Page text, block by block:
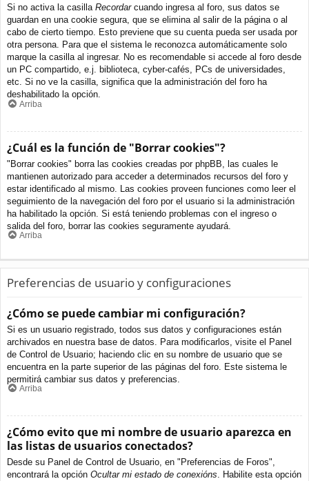
Si no activa la casilla Recordarcuando ingresa al foro, sus datos se
guardan en una cookie segura, que se elimina al salir de la página o al
cabo de cierto tiempo. Esto previene que su cuenta pueda ser usada por
otra persona. Para que el sistema le reconozca automáticamente solo
marque la casilla al ingresar. No es recomendable si accede al foro desde
un PC compartido, e.j. biblioteca, cyber-cafés, PCs de universidades,
etc. Si no ve la casilla, significa que la administración del foro ha
deshabilitado la opción.
Arriba
¿Cuál es la función de "Borrar cookies"?
"Borrar cookies" borra las cookies creadas por phpBB, las cuales le
mantienen autorizado para acceder a determinados recursos del foro y
estar identificado al mismo. Las cookies proveen funciones como leer el
seguimiento de la navegación del foro por el usuario si la administración
ha habilitado la opción. Si está teniendo problemas con el ingreso o
salida del foro, borrar las cookies seguramente ayudará.
Arriba
Preferencias de usuario y configuraciones
¿Cómo se puede cambiar mi configuración?
Si es un usuario registrado, todos sus datos y configuraciones están
archivados en nuestra base de datos. Para modificarlos, visite el Panel
de Control de Usuario; haciendo clic en su nombre de usuario que se
encuentra en la parte superior de las páginas del foro. Este sistema le
permitirá cambiar sus datos y preferencias.
Arriba
¿Cómo evito que mi nombre de usuario aparezca en
las listas de usuarios conectados?
Desde su Panel de Control de Usuario, en "Preferencias de Foros",
encontrará la opción Ocultar mi estado de conexións. Habilite esta opción